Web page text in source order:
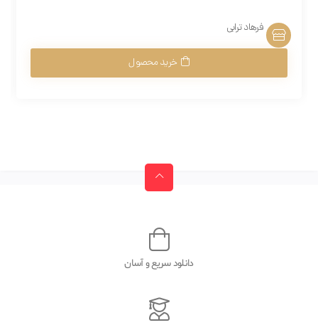
فرهاد ترابی
خرید محصول
دانلود سریع و آسان